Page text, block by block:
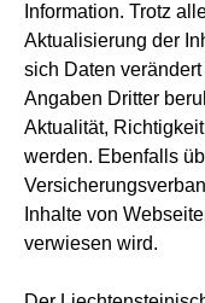
Information. Trotz
Aktualisierung der
sich Daten
Angaben Dritter
Aktualität,
werden. Ebenfalls
Inhalte von
verwiesen wird.